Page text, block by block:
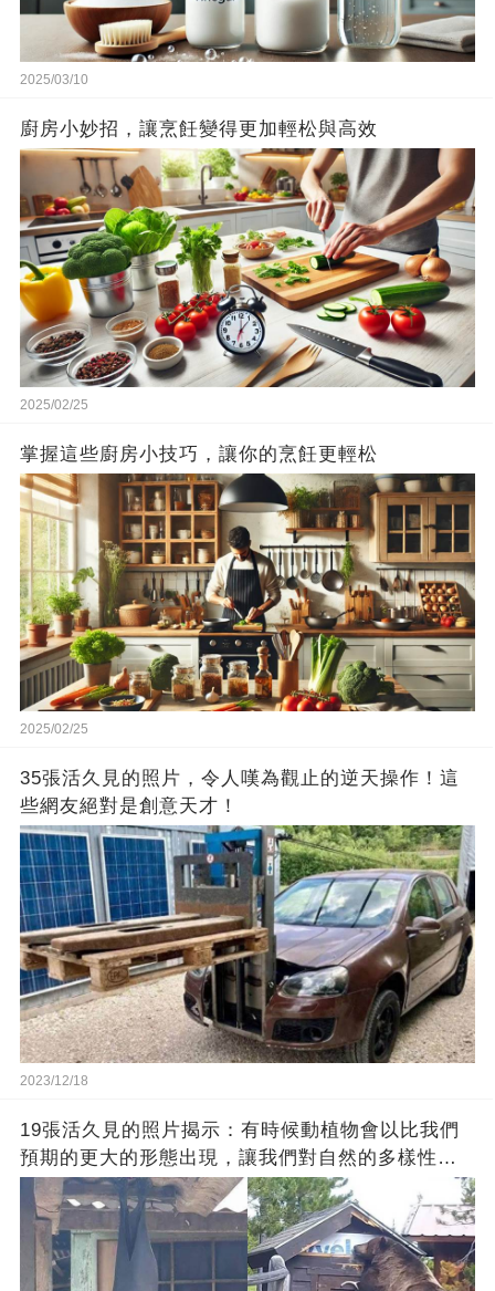
2025/03/10
廚房小妙招，讓烹飪變得更加輕松與高效
2025/02/25
掌握這些廚房小技巧，讓你的烹飪更輕松
2025/02/25
35張活久見的照片，令人嘆為觀止的逆天操作！這
些網友絕對是創意天才！
2023/12/18
19張活久見的照片揭示：有時候動植物會以比我們
預期的更大的形態出現，讓我們對自然的多樣性感
到驚嘆